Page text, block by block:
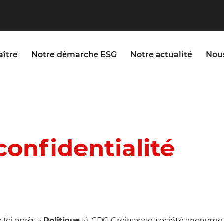
Notre démarche ESG Notre actualité